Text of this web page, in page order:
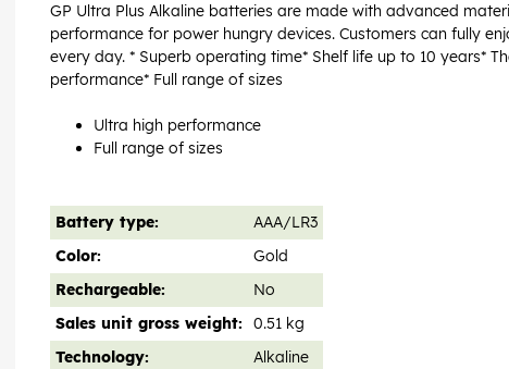
GP Ultra Plus Alkaline batteries are made with advanced
performance for power hungry devices. Customers can fully
every day. * Superb operating time* Shelf life up to 10 years*
performance* Full range of sizes
Ultra high performance
Full range of sizes
Battery type:
AAA/LR3
Color:
Gold
Rechargeable:
No
Sales unit gross weight:
0.51 kg
Technology:
Alkaline